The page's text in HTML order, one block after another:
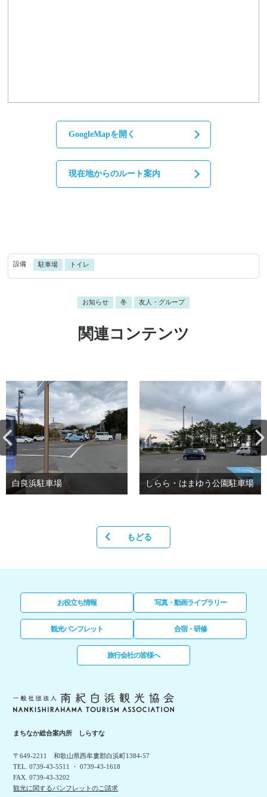
GoogleMapを開く
現在地からのルート案内
設備 駐車場 トイレ
お知らせ 冬 友人・グループ
関連コンテンツ
白良浜駐車場 しらら・はまゆう公園駐車場
もどる
お役立ち情報 写真・動画ライブラリー
観光パンフレット 合宿・研修
旅行会社の皆様へ
まちなか総合案内所 しらすな
〒649-2211 和歌山県西牟婁郡白浜町1384-57
TEL. 0739-43-5511 ・ 0739-43-1618
FAX. 0739-43-3202
観光に関するパンフレットのご請求